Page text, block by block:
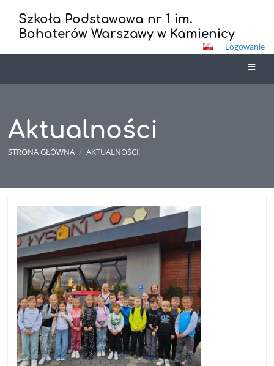
Szkoła Podstawowa nr 1 im.
Bohaterów Warszawy w Kamienicy
Logowanie
Aktualności
STRONA GŁÓWNA / AKTUALNOŚCI
Aktualności